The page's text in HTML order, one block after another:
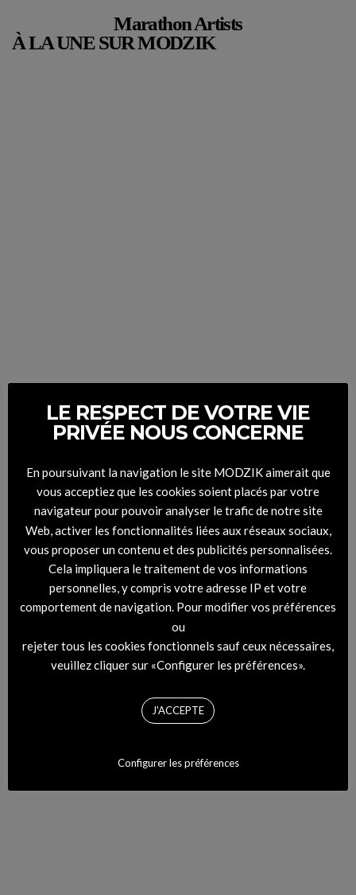
Marathon Artists
À LA UNE SUR MODZIK
LE RESPECT DE VOTRE VIE
PRIVÉE NOUS CONCERNE
En poursuivant la navigation le site MODZIK aimerait que
vous acceptiez que les cookies soient placés par votre
navigateur pour pouvoir analyser le trafic de notre site
Web, activer les fonctionnalités liées aux réseaux sociaux,
vous proposer un contenu et des publicités personnalisées.
Cela impliquera le traitement de vos informations
personnelles, y compris votre adresse IP et votre
comportement de navigation. Pour modifier vos préférences
ou
rejeter tous les cookies fonctionnels sauf ceux nécessaires,
veuillez cliquer sur «Configurer les préférences».
J'ACCEPTE
Configurer les préférences